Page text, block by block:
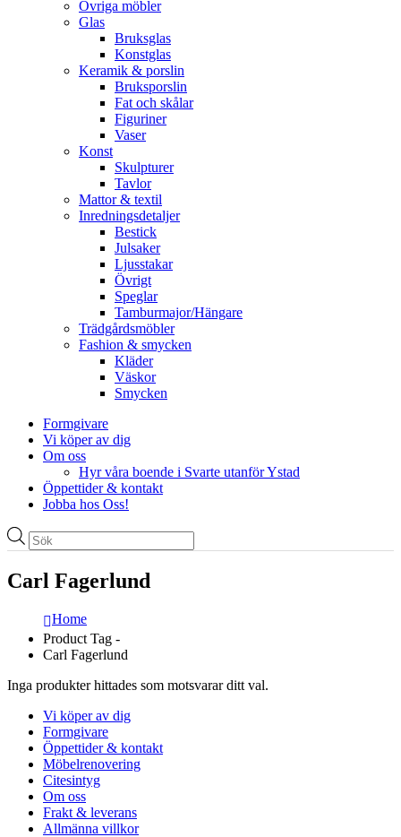
Övriga möbler
Glas
Bruksglas
Konstglas
Keramik & porslin
Bruksporslin
Fat och skålar
Figuriner
Vaser
Konst
Skulpturer
Tavlor
Mattor & textil
Inredningsdetaljer
Bestick
Julsaker
Ljusstakar
Övrigt
Speglar
Tamburmajor/Hängare
Trädgårdsmöbler
Fashion & smycken
Kläder
Väskor
Smycken
Formgivare
Vi köper av dig
Om oss
Hyr våra boende i Svarte utanför Ystad
Öppettider & kontakt
Jobba hos Oss!
Produktsökning
Carl Fagerlund
Home
Product Tag -
Carl Fagerlund
Inga produkter hittades som motsvarar ditt val.
Vi köper av dig
Formgivare
Öppettider & kontakt
Möbelrenovering
Citesintyg
Om oss
Frakt & leverans
Allmänna villkor